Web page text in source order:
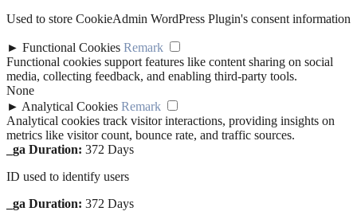
Used to store CookieAdmin WordPress Plugin's consent information
► Functional Cookies Remark
Functional cookies support features like content sharing on social
media, collecting feedback, and enabling third-party tools.
None
► Analytical Cookies Remark
Analytical cookies track visitor interactions, providing insights on
metrics like visitor count, bounce rate, and traffic sources.
_ga Duration: 372 Days
ID used to identify users
_ga Duration: 372 Days